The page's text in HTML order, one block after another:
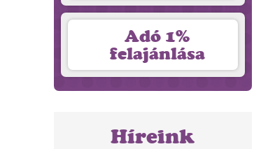
Adó 1%
felajánlása
Híreink